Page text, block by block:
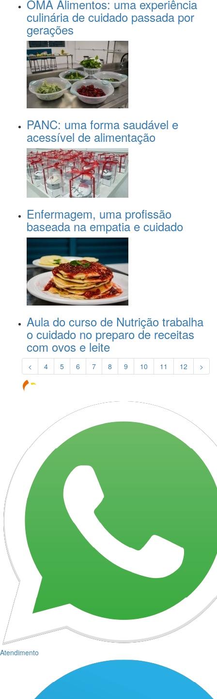
OMA Alimentos: uma experiência
culinária de cuidado passada por
gerações
PANC: uma forma saudável e
acessível de alimentação
Enfermagem, uma profissão
baseada na empatia e cuidado
Aula do curso de Nutrição trabalha
o cuidado no preparo de receitas
com ovos e leite
< 4 5 6 7 8 9 10 11 12 >
Atendimento